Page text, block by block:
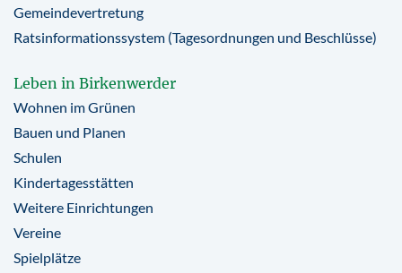
Gemeindevertretung
Ratsinformationssystem (Tagesordnungen und Beschlüsse)
Leben in Birkenwerder
Wohnen im Grünen
Bauen und Planen
Schulen
Kindertagesstätten
Weitere Einrichtungen
Vereine
Spielplätze